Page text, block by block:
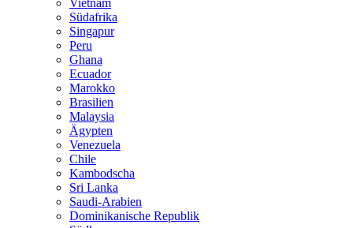
Vietnam
Südafrika
Singapur
Peru
Ghana
Ecuador
Marokko
Brasilien
Malaysia
Ägypten
Venezuela
Chile
Kambodscha
Sri Lanka
Saudi-Arabien
Dominikanische Republik